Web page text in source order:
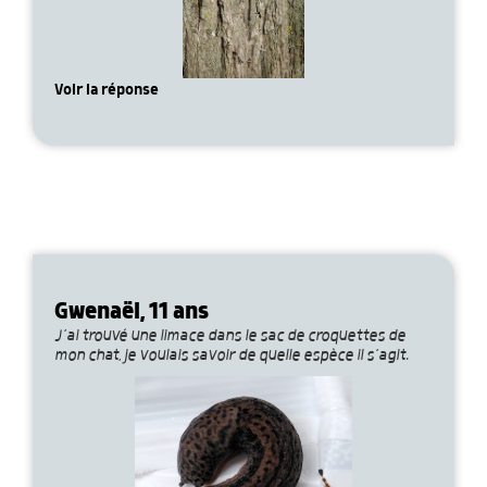
Voir la réponse
Gwenaël, 11 ans
J’ai trouvé une limace dans le sac de croquettes de
mon chat, je voulais savoir de quelle espèce il s’agit.